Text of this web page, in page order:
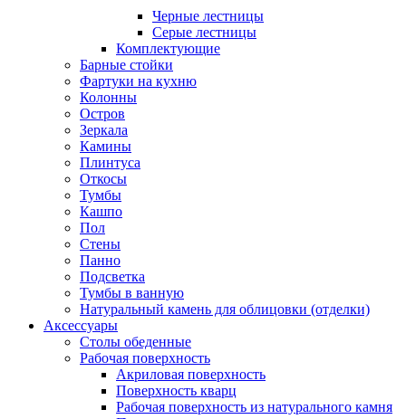
Черные лестницы
Серые лестницы
Комплектующие
Барные стойки
Фартуки на кухню
Колонны
Остров
Зеркала
Камины
Плинтуса
Откосы
Тумбы
Кашпо
Пол
Стены
Панно
Подсветка
Тумбы в ванную
Натуральный камень для облицовки (отделки)
Аксессуары
Столы обеденные
Рабочая поверхность
Акриловая поверхность
Поверхность кварц
Рабочая поверхность из натурального камня